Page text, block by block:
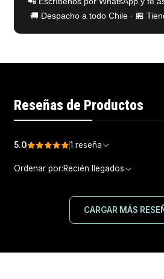
🚚 Despacho a todo Chile · 🏪
Reseñas de Productos
5.0 1 reseña
Ordenar por:Recién llegados
CARGAR MÁS